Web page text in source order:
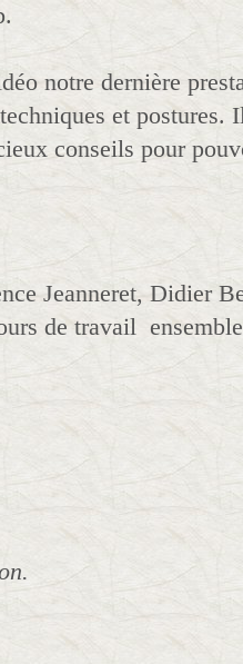
notre dernière
et postures.
conseils pour
Jeanneret, Didier
de travail